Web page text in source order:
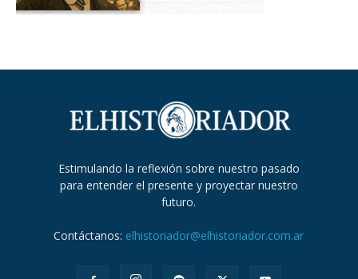
Estimulando la reflexión sobre nuestro pasado
para entender el presente y proyectar nuestro
futuro.
Contáctanos: elhistoriador@elhistoriador.com.ar